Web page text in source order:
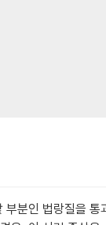
분인 법랑질을